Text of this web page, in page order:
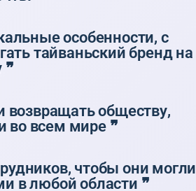
особенности, с
тайваньский бренд на
❞
возвращать обществу,
во всем мире ❞
чтобы они могли
в любой области ❞